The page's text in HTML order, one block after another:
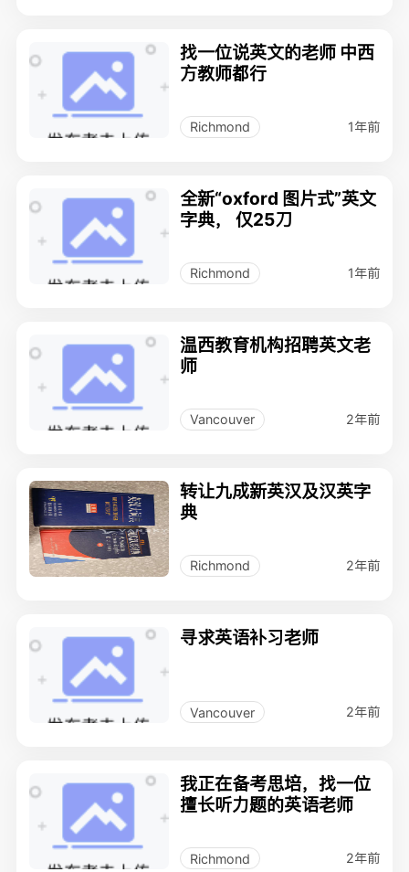
找一位说英文的老师 中西
方教师都行
Richmond 1年前
全新“oxford 图片式”英文
字典， 仅25刀
Richmond 1年前
温西教育机构招聘英文老
师
Vancouver 2年前
转让九成新英汉及汉英字
典
Richmond 2年前
寻求英语补习老师
Vancouver 2年前
我正在备考思培，找一位
擅长听力题的英语老师
Richmond 2年前